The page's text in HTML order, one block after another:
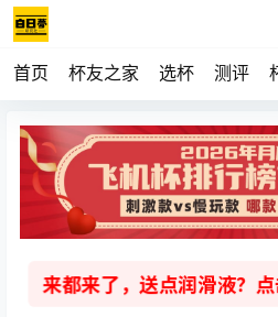
首页 杯友之家 选杯 测评
来都来了，送点润滑液？